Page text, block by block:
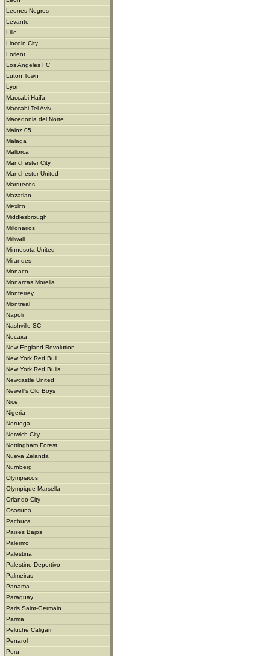
Leones Negros
Levante
Lille
Lincoln City
Lorient
Los Angeles FC
Luton Town
Lyon
Maccabi Haifa
Maccabi Tel Aviv
Macedonia del Norte
Mainz 05
Malaga
Mallorca
Manchester City
Manchester United
Marruecos
Mazatlan
Mexico
Middlesbrough
Millonarios
Millwall
Minnesota United
Mirandes
Monaco
Monarcas Morelia
Monterrey
Montreal
Napoli
Nashville SC
Necaxa
New England Revolution
New York Red Bull
New York Red Bulls
Newcastle United
Newell's Old Boys
Nice
Nigeria
Noruega
Norwich City
Nottingham Forest
Nueva Zelanda
Nurnberg
Olympiacos
Olympique Marsella
Orlando City
Osasuna
Pachuca
Paises Bajos
Palermo
Palestina
Palestino Deportivo
Palmeiras
Panama
Paraguay
Paris Saint-Germain
Parma
Peluche Caligari
Penarol
Peru